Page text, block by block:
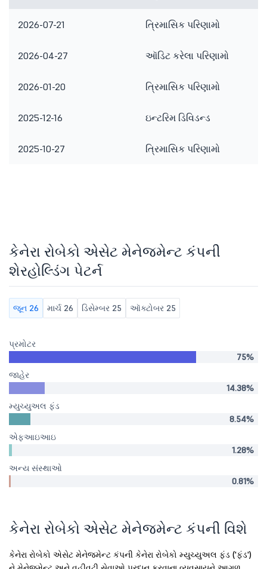
2026-07-21 ત્રિમાસિક પરિણામો
2026-04-27 ઑડિટ કરેલા પરિણામો
2026-01-20 ત્રિમાસિક પરિણામો
2025-12-16 ઇન્ટરિમ ડિવિડન્ડ
2025-10-27 ત્રિમાસિક પરિણામો
કેનેરા રોબેકો એસેટ મેનેજમેન્ટ કંપની
શેરહોલ્ડિંગ પેટર્ન
જૂન 26 માર્ચ 26 ડિસેમ્બર 25 ઑક્ટોબર 25
પ્રમોટર
75%
જાહેર
14.38%
મ્યુચ્યુઅલ ફંડ
8.54%
એફઆઇઆઇ
1.28%
અન્ય સંસ્થાઓ
0.81%
કેનેરા રોબેકો એસેટ મેનેજમેન્ટ કંપની વિશે
કેનેરા રોબેકો એસેટ મેનેજમેન્ટ કંપની કેનેરા રોબેકો મ્યુચ્યુઅલ ફંડ ('ફંડ')